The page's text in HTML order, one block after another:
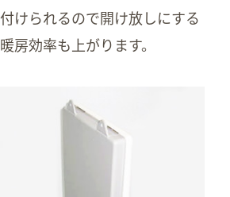
けられるので開け放しにする
房効率も上がります。